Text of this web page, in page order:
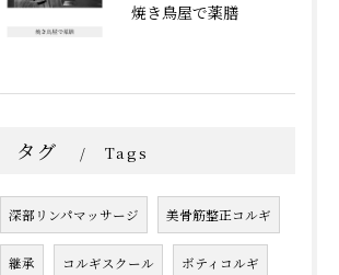
焼き鳥屋で薬膳
タグ Tags
深部リンパマッサージ 美骨筋整正コルギ
継承 コルギスクール ボティコルギ